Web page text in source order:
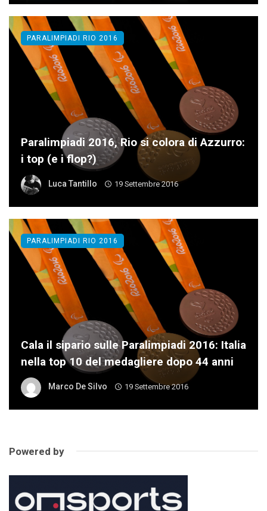
Paralimpiadi 2016, Rio si colora di Azzurro:
i top (e i flop?)
Luca Tantillo 19 Settembre 2016
PARALIMPIADI RIO 2016
Cala il sipario sulle Paralimpiadi 2016: Italia
nella top 10 del medagliere dopo 44 anni
Marco De Silvo 19 Settembre 2016
PARALIMPIADI RIO 2016
Powered by